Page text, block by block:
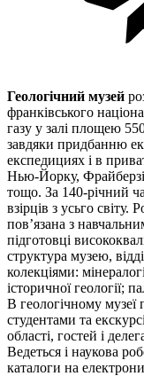
Геологічний музей
франківського
газу у залі площею
завдяки придбанню
експедициях і в
Нью-Йорку, Фрайберзі,
тощо. За 140-річний
взірців з усьго світу.
пов’язана з
підготовці
структура музею,
колекціями:
історичної геології;
В геологічному музеї
студентами та
області, гостей і
Ведеться і наукова
каталоги на